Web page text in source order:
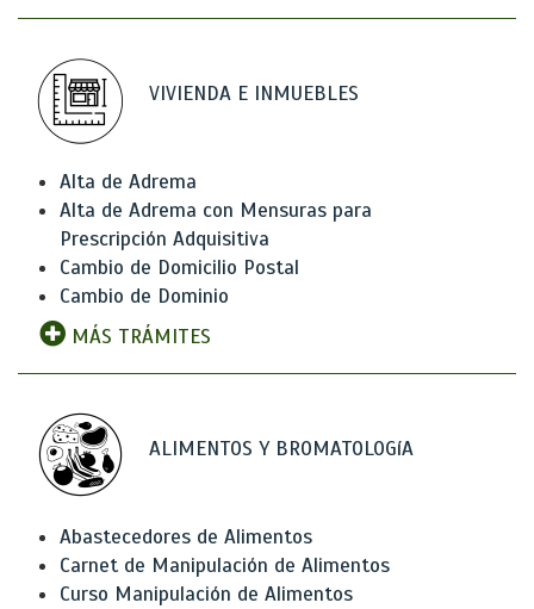
VIVIENDA E INMUEBLES
Alta de Adrema
Alta de Adrema con Mensuras para
Prescripción Adquisitiva
Cambio de Domicilio Postal
Cambio de Dominio
MÁS TRÁMITES
ALIMENTOS Y BROMATOLOGíA
Abastecedores de Alimentos
Carnet de Manipulación de Alimentos
Curso Manipulación de Alimentos